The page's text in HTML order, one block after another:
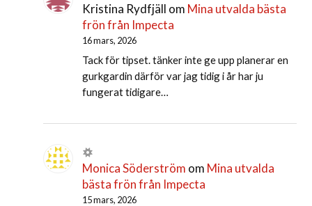
Kristina Rydfjäll om Mina utvalda bästa
frön från Impecta
16 mars, 2026
Tack för tipset. tänker inte ge upp planerar en
gurkgardin därför var jag tidig i år har ju
fungerat tidigare…
Monica Söderström om Mina utvalda
bästa frön från Impecta
15 mars, 2026